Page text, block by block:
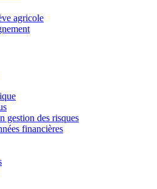
agricole
gestion des risques
financières